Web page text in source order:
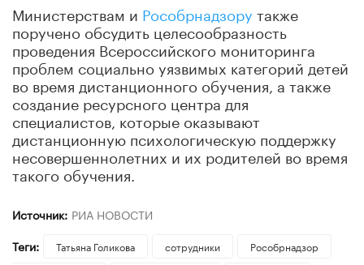
Министерствам и Рособрнадзору также
поручено обсудить целесообразность
проведения Всероссийского мониторинга
проблем социально уязвимых категорий детей
во время дистанционного обучения, а также
создание ресурсного центра для
специалистов, которые оказывают
дистанционную психологическую поддержку
несовершеннолетних и их родителей во время
такого обучения.
Источник: РИА НОВОСТИ
Теги:
​Татьяна Голикова сотрудники
Рособрнадзор